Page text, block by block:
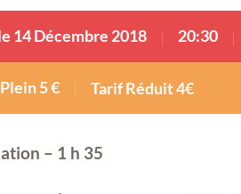
14 Décembre 2018 20:30
5 € Tarif Réduit 4€
– 1 h 35